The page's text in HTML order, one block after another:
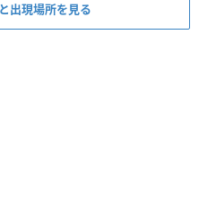
出現場所を見る